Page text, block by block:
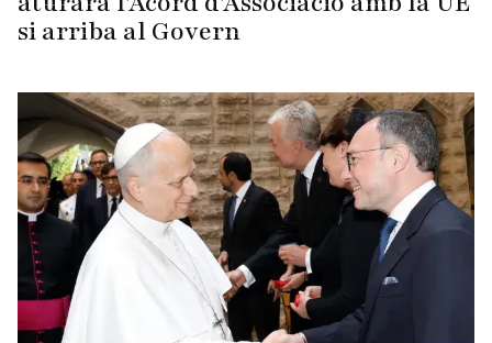
si arriba al Govern